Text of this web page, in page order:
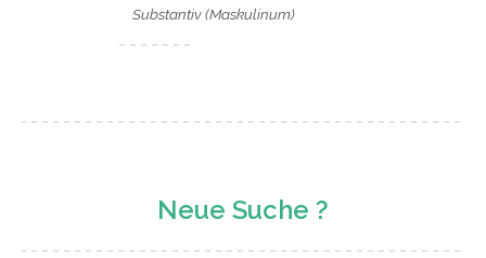
Substantiv (Maskulinum)
Neue Suche ?